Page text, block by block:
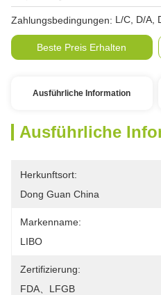
Zahlungsbedingungen: L/C, D/A,
Beste Preis Erhalten
Ausführliche Information
Ausführliche
Herkunftsort:
Dong Guan China
Markenname:
LIBO
Zertifizierung:
FDA、LFGB